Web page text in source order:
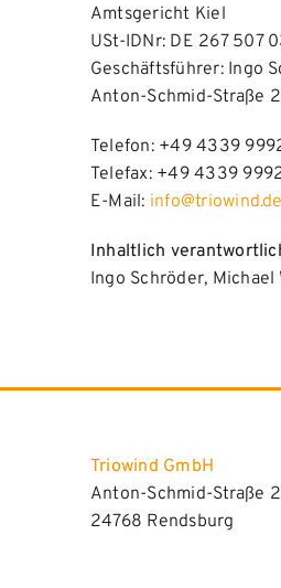
Amtsgericht Kiel
USt-IDNr: DE 267 507
Geschäftsführer: Ingo
Anton-Schmid-Straße
Telefon: +49 4339
Telefax: +49 4339
E-Mail: info@triowind.de
Inhaltlich
Ingo Schröder, Michael
Triowind GmbH
Anton-Schmid-Straße
24768 Rendsburg